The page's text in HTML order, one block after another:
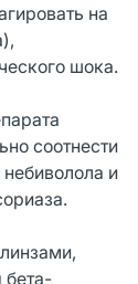
на
шока.
соотнести
и
бета-